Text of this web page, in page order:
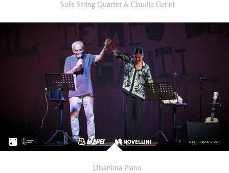
Solis String Quartet & Claudia Gerini
Disanima Piano